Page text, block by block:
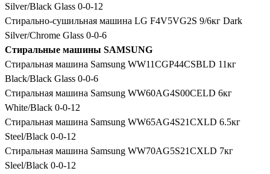
Silver/Black Glass 0-0-12
Стирально-сушильная машина LG F4V5VG2S 9/6кг Dark
Silver/Chrome Glass 0-0-6
Cтиральные машины SAMSUNG
Стиральная машина Samsung WW11CGP44CSBLD 11кг
Black/Black Glass 0-0-6
Стиральная машина Samsung WW60AG4S00CELD 6кг
White/Black 0-0-12
Стиральная машина Samsung WW65AG4S21CXLD 6.5кг
Steel/Black 0-0-12
Стиральная машина Samsung WW70AG5S21CXLD 7кг
Sleel/Black 0-0-12